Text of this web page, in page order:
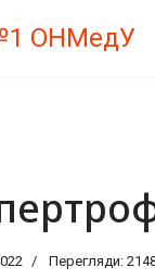
ОНМедУ
Перегляди: